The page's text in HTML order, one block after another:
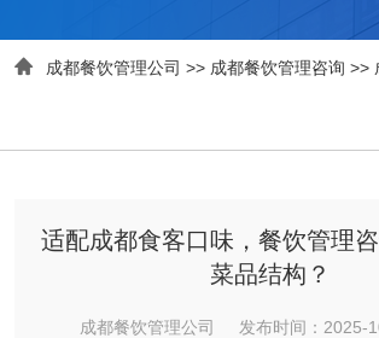
 成都餐饮管理公司 >> 成都餐饮管理咨询 >>
适配成都食客口味，餐饮管理
菜品结构？
成都餐饮管理公司 发布时间：2025-